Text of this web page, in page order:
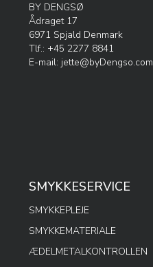
BY DENGSØ
Ådraget 17
6971 Spjald Denmark
Tlf.: +45 2277 8841
E-mail: jette@byDengso.com
SMYKKESERVICE
SMYKKEPLEJE
SMYKKEMATERIALE
ÆDELMETALKONTROLLEN